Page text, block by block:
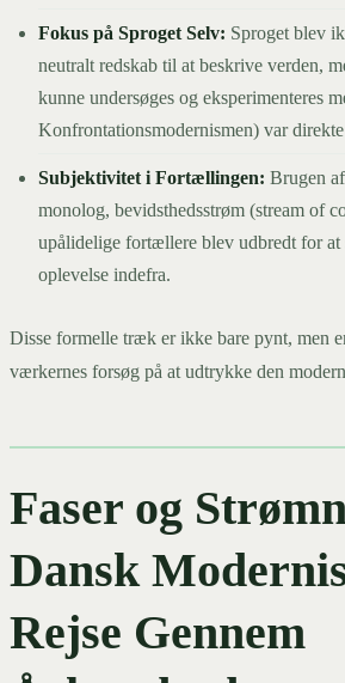
Fokus på Sproget Selv: Sproget blev
neutralt redskab til at beskrive verden,
kunne undersøges og eksperimenteres
Konfrontationsmodernismen) var
Subjektivitet i Fortællingen: Brugen
monolog, bevidsthedsstrøm (stream of
upålidelige fortællere blev udbredt for
oplevelse indefra.
Disse formelle træk er ikke bare pynt, men
værkernes forsøg på at udtrykke den
Faser og
Dansk
Rejse Gennem